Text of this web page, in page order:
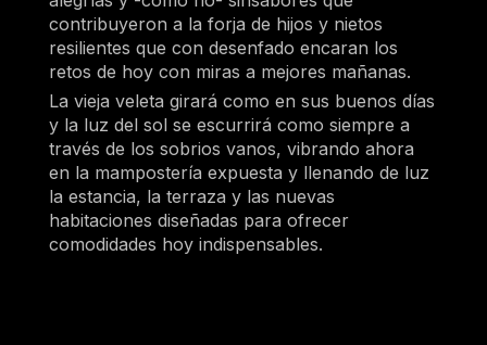
contribuyeron a la forja de hijos y nietos
resilientes que con desenfado encaran los
retos de hoy con miras a mejores mañanas.
La vieja veleta girará como en sus buenos días
y la luz del sol se escurrirá como siempre a
través de los sobrios vanos, vibrando ahora
en la mampostería expuesta y llenando de luz
la estancia, la terraza y las nuevas
habitaciones diseñadas para ofrecer
comodidades hoy indispensables.